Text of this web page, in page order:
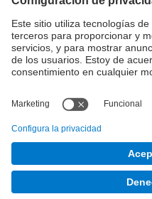
Movilidad Internacional
Investigación
Empresa
¿Qué necesitas?
© Facultat d'Informàtica de
de Catalunya - BarcelonaTech